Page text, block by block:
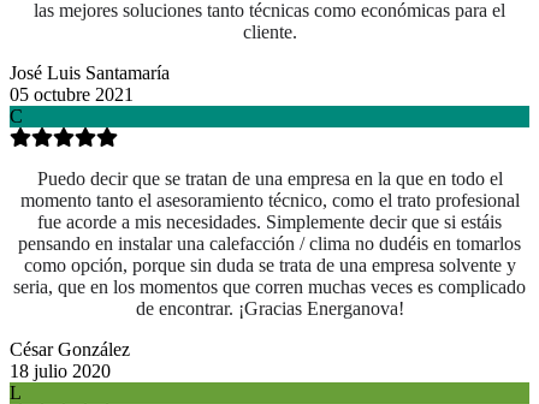
las mejores soluciones tanto técnicas como económicas para el
cliente.
José Luis Santamaría
05 octubre 2021
C
Puedo decir que se tratan de una empresa en la que en todo el
momento tanto el asesoramiento técnico, como el trato profesional
fue acorde a mis necesidades. Simplemente decir que si estáis
pensando en instalar una calefacción / clima no dudéis en tomarlos
como opción, porque sin duda se trata de una empresa solvente y
seria, que en los momentos que corren muchas veces es complicado
de encontrar. ¡Gracias Energanova!
César González
18 julio 2020
L